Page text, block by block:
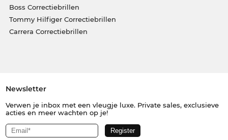
Boss Correctiebrillen
Tommy Hilfiger Correctiebrillen
Carrera Correctiebrillen
Newsletter
Verwen je inbox met een vleugje luxe. Private sales, exclusieve
acties en meer wachten op je!